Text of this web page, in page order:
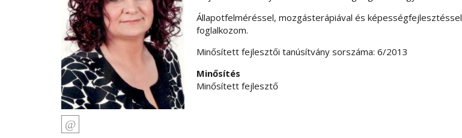
Állapotfelméréssel, mozgásterápiával és képességfejlesztéssel
foglalkozom.
Minősített fejlesztői tanúsítvány sorszáma: 6/2013
Minősítés
Minősített fejlesztő